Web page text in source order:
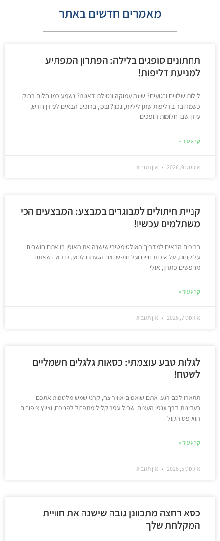
מאמרים חדשים באתר
תחתונים סופגים בלילה: הפתרון המפתיע
למניעת דליפות!
לילות שלווים ורגועים? שינה עמוקה ונטולת דאגות? נשמע כמו חלום רחוק
כשמדובר בדליפות שתן ליליות, נכון? ובכן, ברוכים הבאים לעידן חדש,
עידן שבו חלומות הופכים
קרא עוד »
אוגוסט 9, 2026 אין תגובות
קניית חיתולים למבוגרים במבצע: המבצעים הכי
משתלמים עכשיו!
ברוכים הבאים למדריך האולטימטיבי שישנה את האופן בו אתם חושבים
על קניות, על איכות חיים ועל חופש. אם הגעתם לכאן, כנראה שאתם
מחפשים פתרון, אולי
קרא עוד »
אוגוסט 7, 2026 אין תגובות
לגלות טבע עוצמתי: כסאות גלגלים חשמליים
לשטח!
תתארו לכם רגע. אתם שואפים אוויר צח, קרני שמש מלטפות אתכם
בעדינות דרך ענפי העצים. שביל עפר קליל מתפתל לפניכם, וציוץ ציפורים
הוא פס הקול
קרא עוד »
אוגוסט 5, 2026 אין תגובות
כסא רחצה מתכוונן גובה שישנה את חוויית
המקלחת שלך